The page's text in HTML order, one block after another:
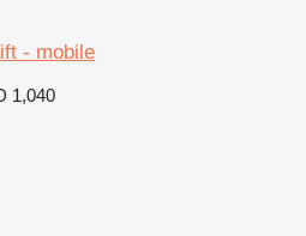
- mobile
1,040